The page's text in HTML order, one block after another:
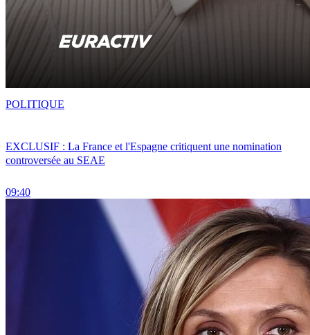
EXCLUSIF : La France et l'Espagne critiquent une nomination
controversée au SEAE
09:40
POLITIQUE